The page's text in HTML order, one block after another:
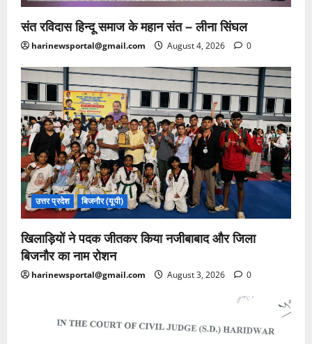
संत रविदास हिन्दू समाज के महान संत – लीना सिंघल
harinewsportal@gmail.com August 4, 2026 0
उत्तर प्रदेश बिजनौर (यूपी)
खिलाड़ियों ने पदक जीतकर किया नजीबाबाद और जिला
बिजनौर का नाम रोशन
harinewsportal@gmail.com August 3, 2026 0